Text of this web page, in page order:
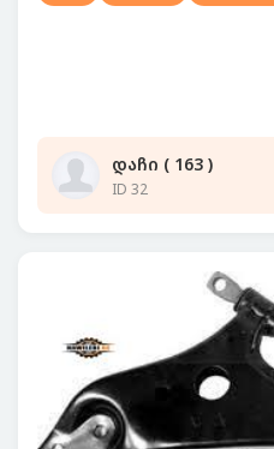
დაჩი ( 163 )
ID 32